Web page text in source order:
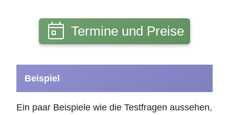
Termine und Preise
Beispiel
Ein paar Beispiele wie die Testfragen aussehen,